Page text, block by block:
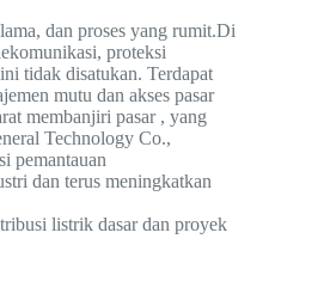
dan proses yang rumit.Di
proteksi
tidak disatukan. Terdapat
mutu dan akses pasar
membanjiri pasar , yang
Technology Co.,
pemantauan
dan terus meningkatkan
listrik dasar dan proyek